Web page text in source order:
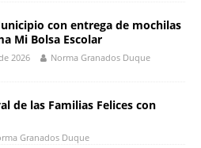
con entrega de mochilas
Mi Bolsa Escolar
2026 Norma Granados Duque
de las Familias Felices con
Granados Duque